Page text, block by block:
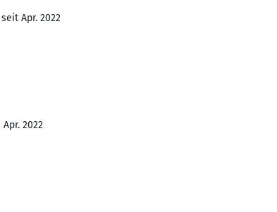
Apr. 2022
2022